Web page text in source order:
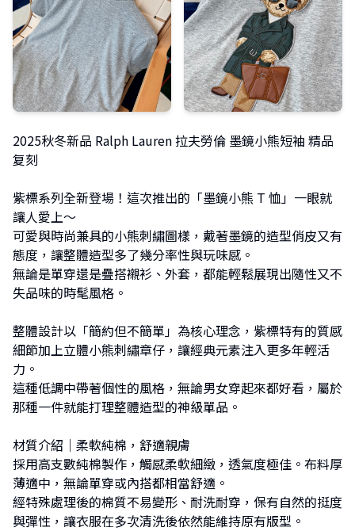
2025秋冬新品 Ralph Lauren 拉夫勞倫 墨鏡小熊短袖 精品
复刻
紫標系列全新登場！這次推出的「墨鏡小熊 T 恤」一眼就
讓人愛上～
可愛與時尚兼具的小熊刺繡圖樣，戴著墨鏡的造型俏皮又有
態度，讓整體造型多了幾分率性與玩味感。
無論是單穿還是疊搭襯衫、外套，都能輕鬆展現出隨性又不
失品味的時髦風格。
整體設計以「簡約但不簡單」為核心理念，紫標特有的質感
細節加上立體小熊刺繡章仔，讓經典元素注入更多年輕活
力。
這種低調中帶著個性的風格，無論男女穿起來都好看，屬於
那種一件就能打理整體造型的神級單品。
材質介紹｜柔軟純棉，舒適親膚
採用高支數純棉製作，觸感柔軟細緻，透氣度極佳。布料厚
薄適中，無論單穿或內搭都相當舒適。
經特殊處理後的棉質不易變形、耐洗耐穿，保有自然的挺度
與彈性，讓衣服在多次清洗後依然能維持原有版型。